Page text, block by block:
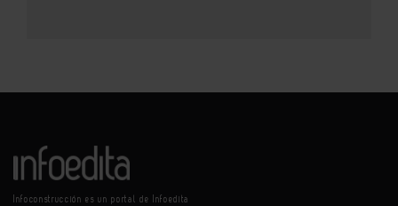
Infoconstrucción es un portal de Infoedita